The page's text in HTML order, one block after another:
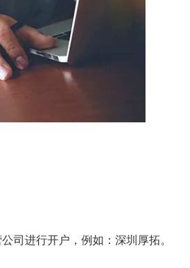
进行开户，例如：深圳厚拓。